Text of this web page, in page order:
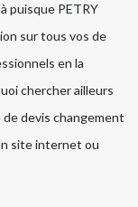
puisque PETRY
sur tous vos de
en la
chercher ailleurs
devis changement
site internet ou